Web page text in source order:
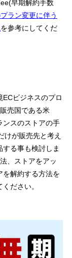
早期解約手数
ラン変更に伴う
を参考にしてくだ
ビジネスのプロ
売国である米
ンスのストアの手
けが販売先と考え
る事も検討しま
、ストアをアッ
を解約する方法を
ださい。